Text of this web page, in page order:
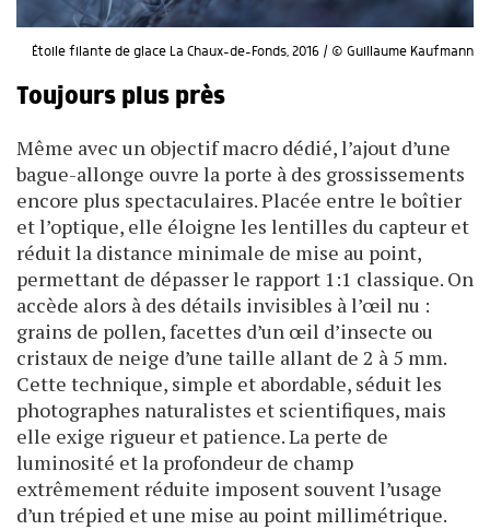
Étoile filante de glace La Chaux-de-Fonds, 2016 / © Guillaume Kaufmann
Toujours plus près
Même avec un objectif macro dédié, l’ajout d’une
bague-allonge ouvre la porte à des grossissements
encore plus spectaculaires. Placée entre le boîtier
et l’optique, elle éloigne les lentilles du capteur et
réduit la distance minimale de mise au point,
permettant de dépasser le rapport 1:1 classique. On
accède alors à des détails invisibles à l’œil nu :
grains de pollen, facettes d’un œil d’insecte ou
cristaux de neige d’une taille allant de 2 à 5 mm.
Cette technique, simple et abordable, séduit les
photographes naturalistes et scientifiques, mais
elle exige rigueur et patience. La perte de
luminosité et la profondeur de champ
extrêmement réduite imposent souvent l’usage
d’un trépied et une mise au point millimétrique.